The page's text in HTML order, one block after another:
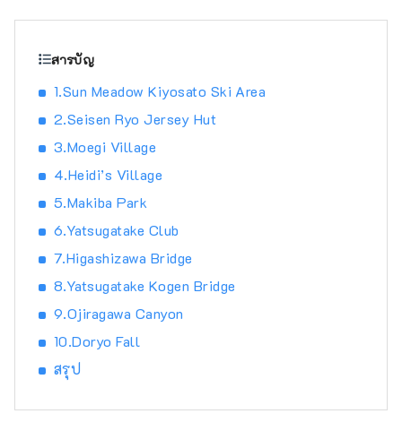
สารบัญ
1.Sun Meadow Kiyosato Ski Area
2.Seisen Ryo Jersey Hut
3.Moegi Village
4.Heidi’s Village
5.Makiba Park
6.Yatsugatake Club
7.Higashizawa Bridge
8.Yatsugatake Kogen Bridge
9.Ojiragawa Canyon
10.Doryo Fall
สรุป